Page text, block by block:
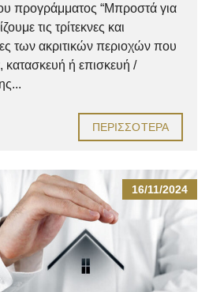
προγράμματος “Μπροστά για
τις τρίτεκνες και
των ακριτικών περιοχών που
κατασκευή ή επισκευή /
ΠΕΡΙΣΣΌΤΕΡΑ
16/11/2024